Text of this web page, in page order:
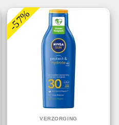
-57%
VERZORGING